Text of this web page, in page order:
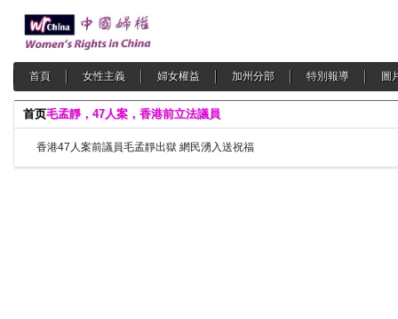
首頁 女性主義 婦女權益 加州分部 特別報導 圖
首页毛孟靜，47人案，香港前立法議員
香港47人案前議員毛孟靜出獄 網民湧入送祝福